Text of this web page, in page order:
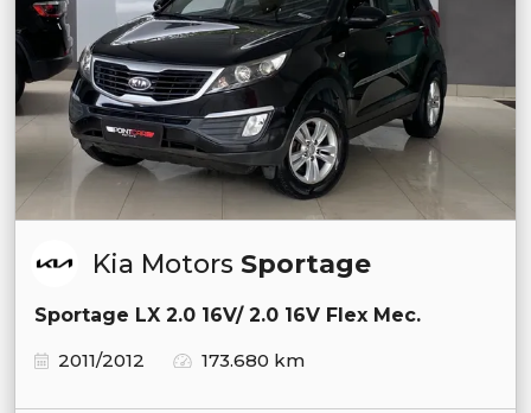
Kia Motors Sportage
Sportage LX 2.0 16V/ 2.0 16V Flex Mec.
2011/2012
173.680 km